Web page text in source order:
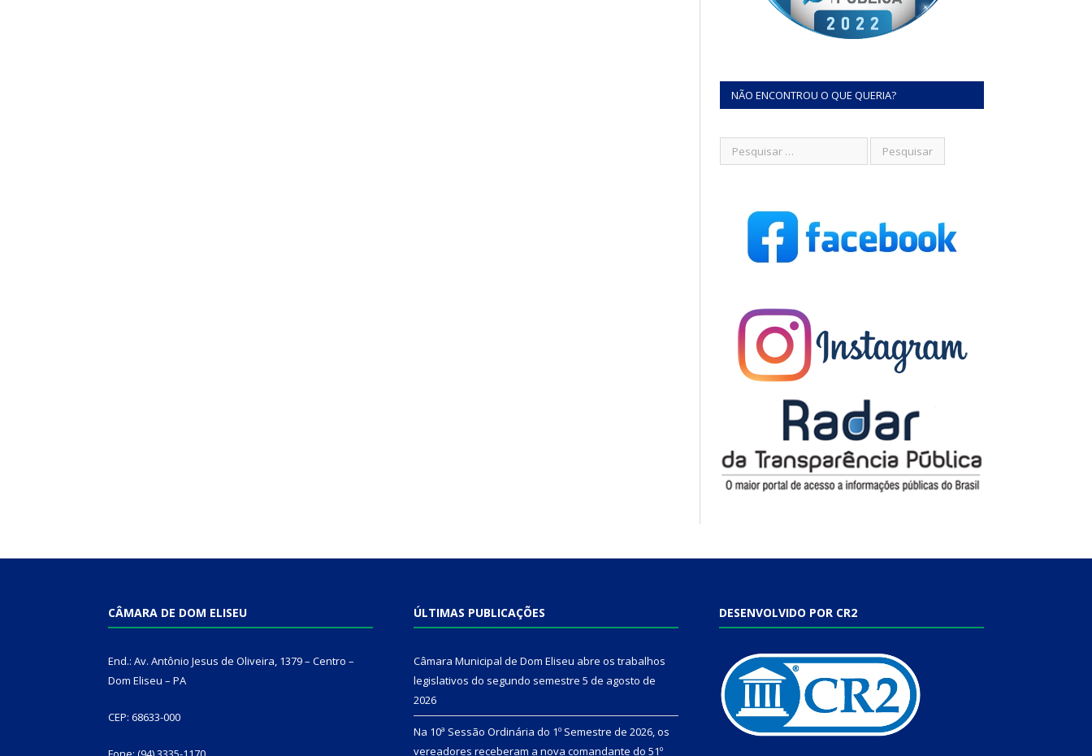
NÃO ENCONTROU O QUE QUERIA?
CÂMARA DE DOM ELISEU
End.: Av. Antônio Jesus de Oliveira, 1379 – Centro –
Dom Eliseu – PA
CEP: 68633-000
ÚLTIMAS PUBLICAÇÕES
Câmara Municipal de Dom Eliseu abre os trabalhos
legislativos do segundo semestre 5 de agosto de
2026
Na 10ª Sessão Ordinária do 1º Semestre de 2026, os
vereadores receberam a nova comandante do 51º
DESENVOLVIDO POR CR2